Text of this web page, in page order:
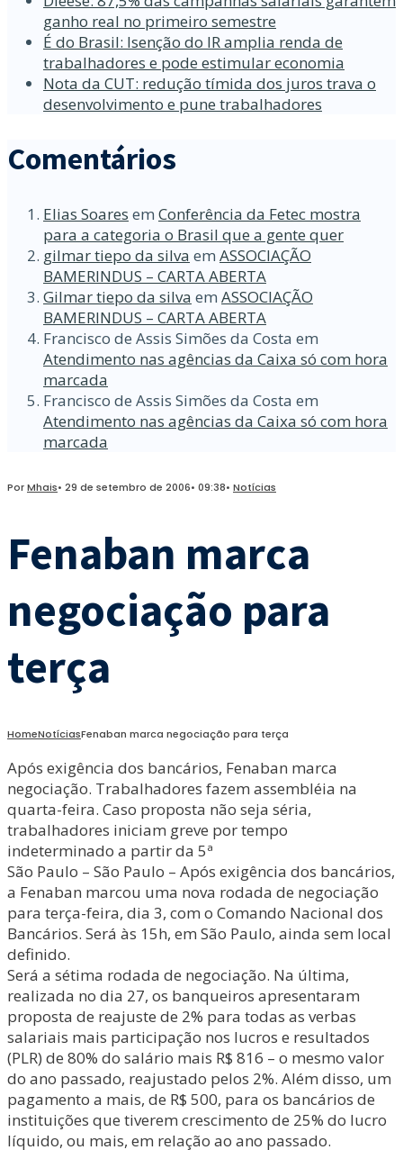
ganho real no primeiro semestre
É do Brasil: Isenção do IR amplia renda de
trabalhadores e pode estimular economia
Nota da CUT: redução tímida dos juros trava o
desenvolvimento e pune trabalhadores
Comentários
Elias Soares em Conferência da Fetec mostra
para a categoria o Brasil que a gente quer
gilmar tiepo da silva em ASSOCIAÇÃO
BAMERINDUS – CARTA ABERTA
Gilmar tiepo da silva em ASSOCIAÇÃO
BAMERINDUS – CARTA ABERTA
Francisco de Assis Simões da Costa em
Atendimento nas agências da Caixa só com hora
marcada
Francisco de Assis Simões da Costa em
Atendimento nas agências da Caixa só com hora
marcada
PorMhais• 29 de setembro de 2006• 09:38• Notícias
Fenaban marca
negociação para
terça
HomeNotíciasFenaban marca negociação para terça
Após exigência dos bancários, Fenaban marca
negociação. Trabalhadores fazem assembléia na
quarta-feira. Caso proposta não seja séria,
trabalhadores iniciam greve por tempo
indeterminado a partir da 5ª
São Paulo – São Paulo – Após exigência dos bancários,
a Fenaban marcou uma nova rodada de negociação
para terça-feira, dia 3, com o Comando Nacional dos
Bancários. Será às 15h, em São Paulo, ainda sem local
definido.
Será a sétima rodada de negociação. Na última,
realizada no dia 27, os banqueiros apresentaram
proposta de reajuste de 2% para todas as verbas
salariais mais participação nos lucros e resultados
(PLR) de 80% do salário mais R$ 816 – o mesmo valor
do ano passado, reajustado pelos 2%. Além disso, um
pagamento a mais, de R$ 500, para os bancários de
instituições que tiverem crescimento de 25% do lucro
líquido, ou mais, em relação ao ano passado.